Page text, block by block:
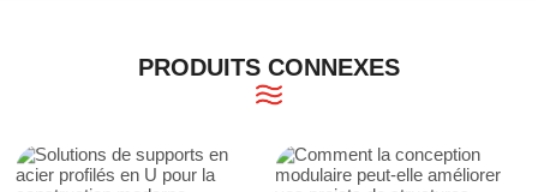
PRODUITS CONNEXES